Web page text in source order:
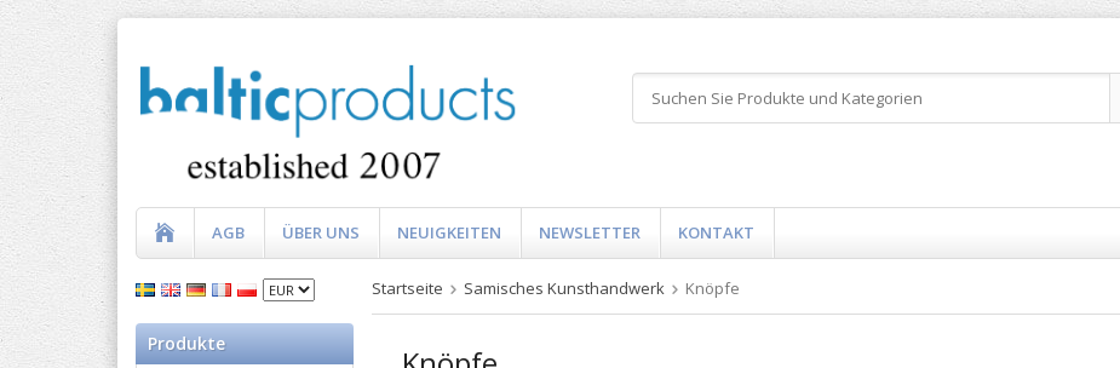
AGB ÜBER UNS NEUIGKEITEN NEWSLETTER KONTAKT
Produkte
Startseite Samisches Kunsthandwerk Knöpfe